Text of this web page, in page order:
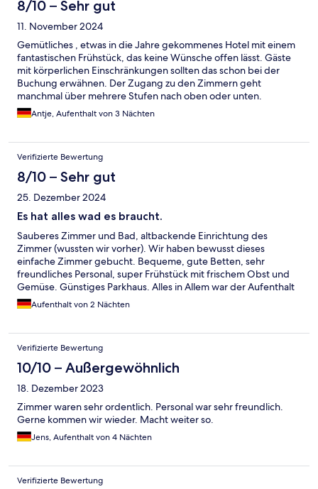
8/10 – Sehr gut
11. November 2024
Gemütliches , etwas in die Jahre gekommenes Hotel mit einem
fantastischen Frühstück, das keine Wünsche offen lässt. Gäste
mit körperlichen Einschränkungen sollten das schon bei der
Buchung erwähnen. Der Zugang zu den Zimmern geht
manchmal über mehrere Stufen nach oben oder unten.
Antje, Aufenthalt von 3 Nächten
Verifizierte Bewertung
8/10 – Sehr gut
25. Dezember 2024
Es hat alles wad es braucht.
Sauberes Zimmer und Bad, altbackende Einrichtung des
Zimmer (wussten wir vorher). Wir haben bewusst dieses
einfache Zimmer gebucht. Bequeme, gute Betten, sehr
freundliches Personal, super Frühstück mit frischem Obst und
Gemüse. Günstiges Parkhaus. Alles in Allem war der Aufenthalt
völlig in Ordnung.
Aufenthalt von 2 Nächten
Verifizierte Bewertung
10/10 – Außergewöhnlich
18. Dezember 2023
Zimmer waren sehr ordentlich. Personal war sehr freundlich.
Gerne kommen wir wieder. Macht weiter so.
Jens, Aufenthalt von 4 Nächten
Verifizierte Bewertung